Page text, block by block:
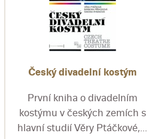
Český divadelní kostým
První kniha o divadelním
kostýmu v českých zemích s
hlavní studií Věry Ptáčkové,...